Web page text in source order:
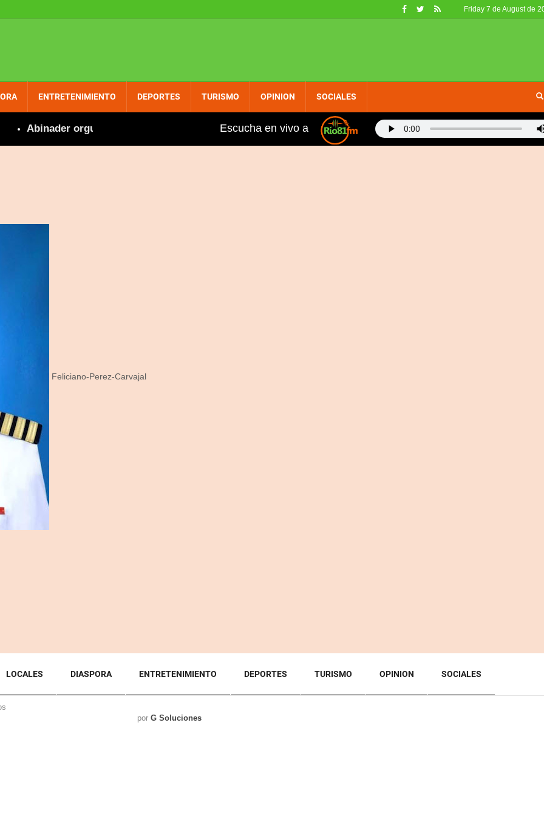
Friday 7 de August de
ENTRETENIMIENTO DEPORTES TURISMO OPINION SOCIALES
Abinader orgulloso felicita a Marileidy por nuevo récord en 400 metros planos: "Hablé con Kelvin para
Escucha en vivo a
Feliciano-Perez-Carvajal
LOCALES DIASPORA ENTRETENIMIENTO DEPORTES TURISMO OPINION SOCIALES
por G Soluciones